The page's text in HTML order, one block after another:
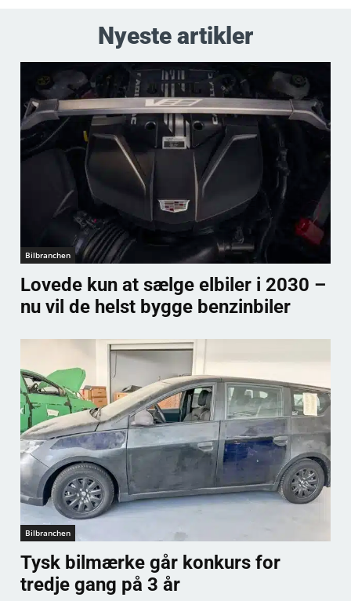
Nyeste artikler
Bilbranchen
Lovede kun at sælge elbiler i 2030 –
nu vil de helst bygge benzinbiler
Bilbranchen
Tysk bilmærke går konkurs for
tredje gang på 3 år